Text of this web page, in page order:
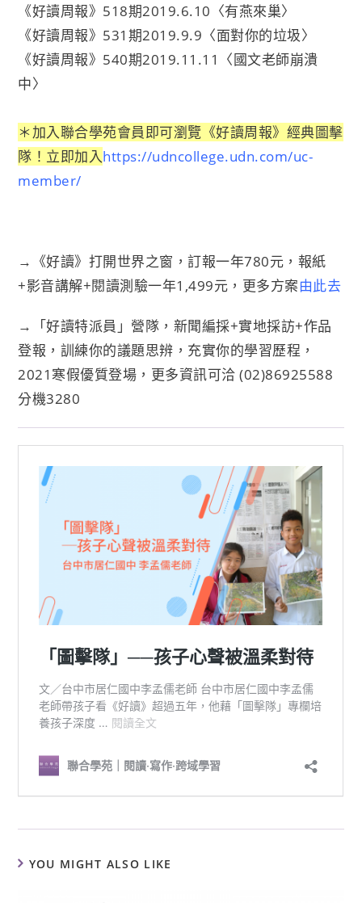
《好讀周報》518期2019.6.10〈有燕來巢〉
《好讀周報》531期2019.9.9〈面對你的垃圾〉
《好讀周報》540期2019.11.11〈國文老師崩潰
中〉
＊加入聯合學苑會員即可瀏覽《好讀周報》經典圖擊
隊！立即加入https://udncollege.udn.com/uc-
member/
→《好讀》打開世界之窗，訂報一年780元，報紙
+影音講解+閱讀測驗一年1,499元，更多方案由此去
→「好讀特派員」營隊，新聞編採+實地採訪+作品
登報，訓練你的議題思辨，充實你的學習歷程，
2021寒假優質登場，更多資訊可洽 (02)86925588
分機3280
YOU MIGHT ALSO LIKE